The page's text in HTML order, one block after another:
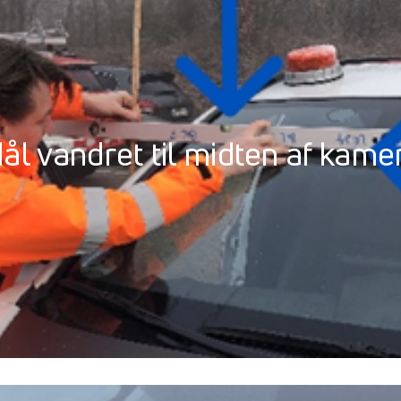
vandret til midten af